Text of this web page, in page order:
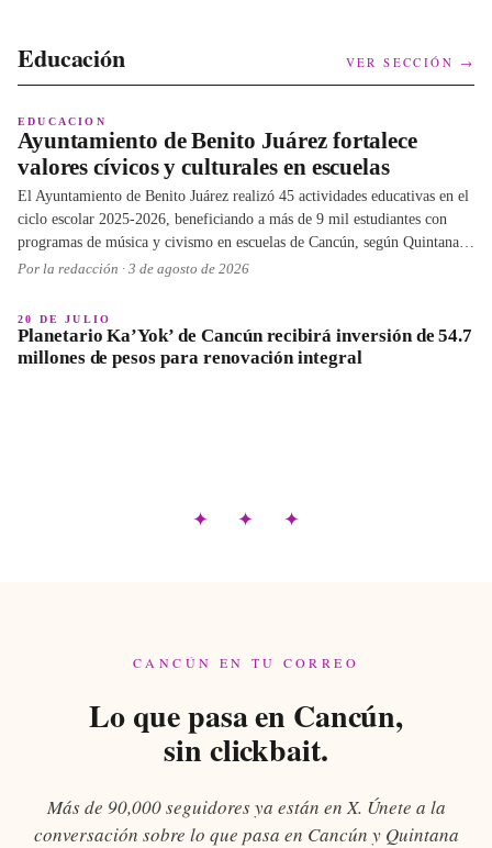
Educación VER SECCIÓN →
EDUCACION
Ayuntamiento de Benito Juárez fortalece
valores cívicos y culturales en escuelas
El Ayuntamiento de Benito Juárez realizó 45 actividades educativas en el
ciclo escolar 2025-2026, beneficiando a más de 9 mil estudiantes con
programas de música y civismo en escuelas de Cancún, según Quintana
Roo Hoy.
Por la redacción · 3 de agosto de 2026
20 DE JULIO
Planetario Ka’Yok’ de Cancún recibirá inversión de 54.7
millones de pesos para renovación integral
✦ ✦ ✦
CANCÚN EN TU CORREO
Lo que pasa en Cancún,
sin clickbait.
Más de 90,000 seguidores ya están en X. Únete a la
conversación sobre lo que pasa en Cancún y Quintana